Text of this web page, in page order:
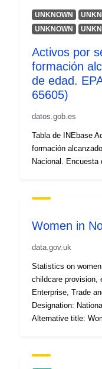
Espacial:
espacial:
Tipo:
UNKNOWN
UNKNOWN
Activos por
formación
de edad.
65605)
datos.gob.es
Tabla de INEbase
formación
Nacional.
Women in
data.gov.uk
Statistics on
childcare provision, earnings.
Enterprise, Trade
Designation: National Statistics
Alternative title: